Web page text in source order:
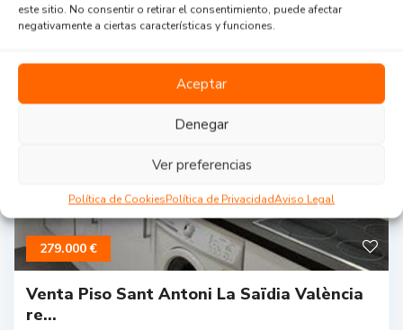
este sitio. No consentir o retirar el consentimiento, puede afectar
negativamente a ciertas características y funciones.
Aceptar
Denegar
Ver preferencias
Política de CookiesPolítica de PrivacidadAviso Legal
Grupo 90 Central Más Info
279.000 €
Venta Piso Sant Antoni La Saïdia València
re...